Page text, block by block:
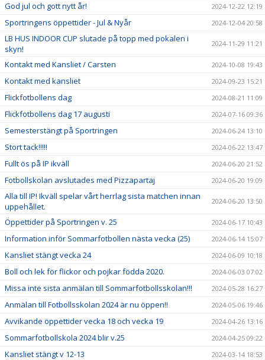
God jul och gott nytt år! 2024-12-22 12:19
Sportringens öppettider - Jul & Nyår 2024-12-04 20:58
LB HUS INDOOR CUP slutade på topp med pokalen i
skyn!
2024-11-29 11:21
Kontakt med Kansliet / Carsten 2024-10-08 19:43
Kontakt med kansliet 2024-09-23 15:21
Flickfotbollens dag 2024-08-21 11:09
Flickfotbollens dag 17 augusti 2024-07-16 09:36
Semesterstängt på Sportringen 2024-06-24 13:10
Stort tack!!!!! 2024-06-22 13:47
Fullt ös på IP ikväll 2024-06-20 21:52
Fotbollskolan avslutades med Pizzapartaj 2024-06-20 19:09
Alla till IP! Ikväll spelar vårt herrlag sista matchen innan
uppehållet.
2024-06-20 13:50
Öppettider på Sportringen v. 25 2024-06-17 10:43
Information inför Sommarfotbollen nästa vecka (25) 2024-06-14 15:07
Kansliet stängt vecka 24 2024-06-09 10:18
Boll och lek för flickor och pojkar födda 2020. 2024-06-03 07:02
Missa inte sista anmälan till Sommarfotbollsskolan!!! 2024-05-28 16:27
Anmälan till Fotbollsskolan 2024 är nu öppen!! 2024-05-06 19:46
Avvikande öppettider vecka 18 och vecka 19 2024-04-26 13:16
Sommarfotbollskola 2024 blir v.25 2024-04-25 09:22
Kansliet stängt v 12-13 2024-03-14 18:53